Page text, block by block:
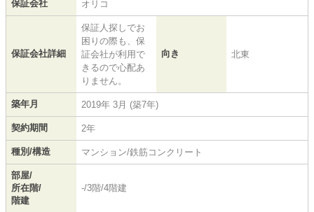
保証会社 オリコ
保証会社詳細
保証人探しでお
困りの際も、保
証会社が利用で
きるので心配あ
りません。
向き 北東
築年月 2019年 3月 (築7年)
契約期間 2年
種別/構造 マンション/鉄筋コンクリート
部屋/
所在階/
階建
-/3階/4階建